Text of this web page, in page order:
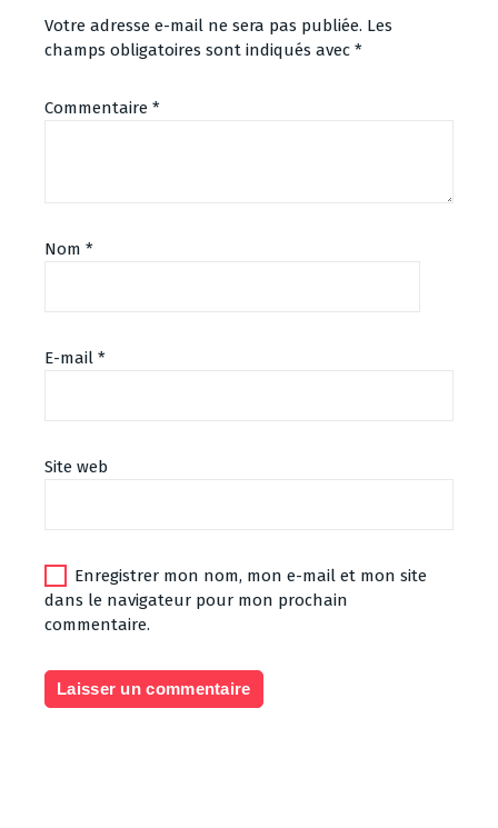
Votre adresse e-mail ne sera pas publiée. Les
champs obligatoires sont indiqués avec *
Commentaire *
Nom *
E-mail *
Site web
Enregistrer mon nom, mon e-mail et mon site
dans le navigateur pour mon prochain
commentaire.